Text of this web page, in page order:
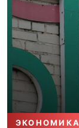
ЭКОНОМИКА